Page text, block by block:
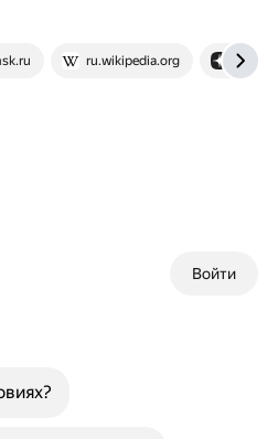
ru.wikipedia.org dzen.ru
Войти